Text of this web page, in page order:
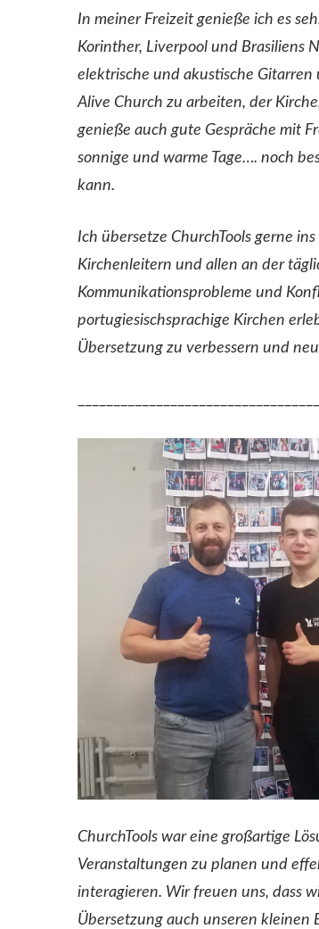
In meiner Freizeit genieße ich es
Korinther, Liverpool und Brasiliens
elektrische und akustische
Alive Church zu arbeiten, der
genieße auch gute Gespräche mit
sonnige und warme Tage…. noch
kann.
Ich übersetze ChurchTools gerne
Kirchenleitern und allen an der
Kommunikationsprobleme und
portugiesischsprachige Kirchen
Übersetzung zu verbessern und
ChurchTools war eine großartige
Veranstaltungen zu planen und
interagieren. Wir freuen uns, dass
Übersetzung auch unseren kleinen